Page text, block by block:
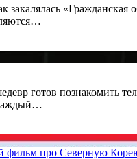
закалялась
готов познакомить
фильм про Северную